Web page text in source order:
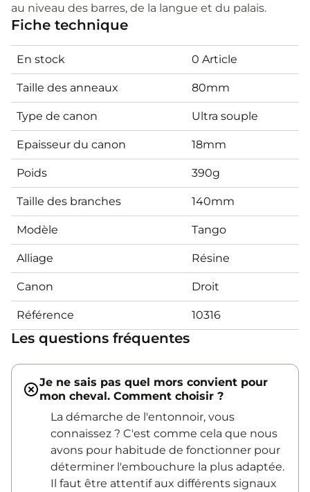
au niveau des barres, de la langue et du palais.
Fiche technique
En stock 0 Article
Taille des anneaux 80mm
Type de canon Ultra souple
Epaisseur du canon 18mm
Poids 390g
Taille des branches 140mm
Modèle Tango
Alliage Résine
Canon Droit
Référence 10316
Les questions fréquentes
Je ne sais pas quel mors convient pour
mon cheval. Comment choisir ?
La démarche de l'entonnoir, vous
connaissez ? C'est comme cela que nous
avons pour habitude de fonctionner pour
déterminer l'embouchure la plus adaptée.
Il faut être attentif aux différents signaux